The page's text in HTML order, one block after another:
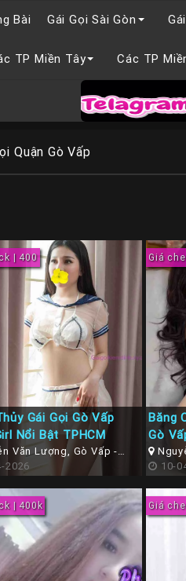
Bài Gái Gọi Sài Gòn
TP Miền Tây Các TP
Quận Gò Vấp
| 400
Gái Gọi Gò Vấp
Nổi Bật TPHCM
Văn Lượng, Gò Vấp -
2026
Giá
Băng
Gò
và
HCM
10-
| 400k Giá